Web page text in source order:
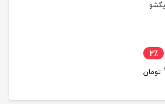
2٪
تومان